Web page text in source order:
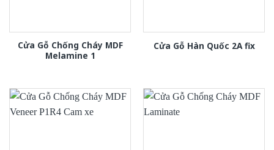
Cửa Gỗ Chống Cháy MDF
Melamine 1
Cửa Gỗ Hàn Quốc 2A fix